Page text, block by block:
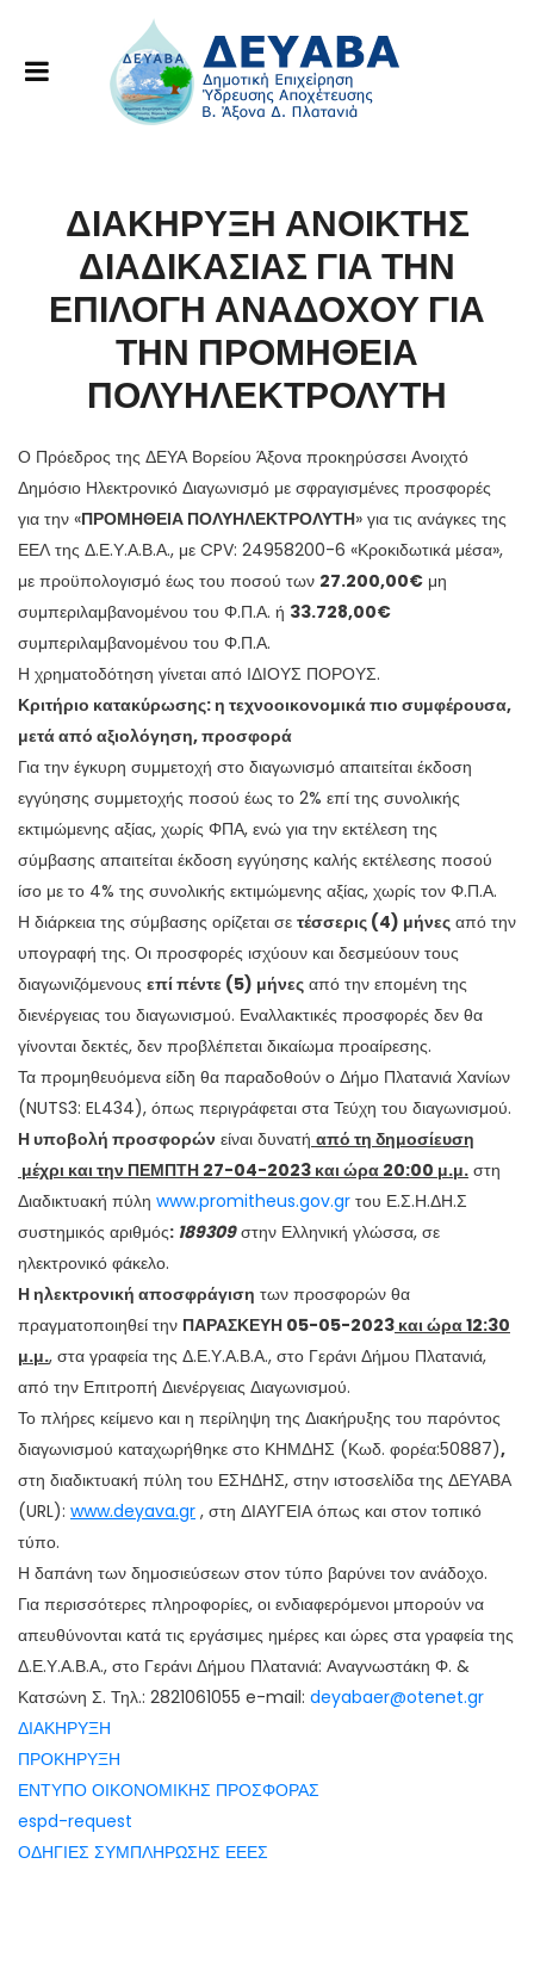
ΔΙΑΚΗΡΥΞΗ ΑΝΟΙΚΤΗΣ
ΔΙΑΔΙΚΑΣΙΑΣ ΓΙΑ ΤΗΝ
ΕΠΙΛΟΓΗ ΑΝΑΔΟΧΟΥ ΓΙΑ
ΤΗΝ ΠΡΟΜΗΘΕΙΑ
ΠΟΛΥΗΛΕΚΤΡΟΛΥΤΗ
Ο Πρόεδρος της ΔΕΥΑ Βορείου Άξονα προκηρύσσει Ανοιχτό
Δημόσιο Ηλεκτρονικό Διαγωνισμό με σφραγισμένες προσφορές
για την «ΠΡΟΜΗΘΕΙΑ ΠΟΛΥΗΛΕΚΤΡΟΛΥΤΗ» για τις ανάγκες της
ΕΕΛ της Δ.Ε.Υ.Α.Β.Α., με CPV: 24958200-6 «Κροκιδωτικά μέσα»,
με προϋπολογισμό έως του ποσού των 27.200,00€ μη
συμπεριλαμβανομένου του Φ.Π.Α. ή 33.728,00€
συμπεριλαμβανομένου του Φ.Π.Α.
Η χρηματοδότηση γίνεται από ΙΔΙΟΥΣ ΠΟΡΟΥΣ.
Κριτήριο κατακύρωσης:η τεχνοοικονομικά πιο συμφέρουσα,
μετά από αξιολόγηση, προσφορά
Για την έγκυρη συμμετοχή στο διαγωνισμό απαιτείται έκδοση
εγγύησης συμμετοχής ποσού έως το 2% επί της συνολικής
εκτιμώμενης αξίας, χωρίς ΦΠΑ, ενώ για την εκτέλεση της
σύμβασης απαιτείται έκδοση εγγύησης καλής εκτέλεσης ποσού
ίσο με το 4% της συνολικής εκτιμώμενης αξίας, χωρίς τον Φ.Π.Α.
Η διάρκεια της σύμβασης ορίζεται σε τέσσερις (4) μήνες από την
υπογραφή της. Οι προσφορές ισχύουν και δεσμεύουν τους
διαγωνιζόμενους επί πέντε (5) μήνες από την επομένη της
διενέργειας του διαγωνισμού. Εναλλακτικές προσφορές δεν θα
γίνονται δεκτές, δεν προβλέπεται δικαίωμα προαίρεσης.
Τα προμηθευόμενα είδη θα παραδοθούν ο Δήμο Πλατανιά Χανίων
(NUTS3: EL434), όπως περιγράφεται στα Τεύχη του διαγωνισμού.
Ηυποβολή προσφορών είναι δυνατή από τη δημοσίευση
μέχρι και την ΠΕΜΠΤΗ 27-04-2023 και ώρα 20:00 μ.μ. στη
Διαδικτυακή πύλη www.promitheus.gov.gr του Ε.Σ.Η.ΔΗ.Σ
συστημικός αριθμός: 189309στην Ελληνική γλώσσα, σε
ηλεκτρονικό φάκελο.
Η ηλεκτρονική αποσφράγιση των προσφορών θα
πραγματοποιηθεί την ΠΑΡΑΣΚΕΥΗ 05-05-2023 και ώρα 12:30
μ.μ., στα γραφεία της Δ.Ε.Υ.Α.Β.Α., στο Γεράνι Δήμου Πλατανιά,
από την Επιτροπή Διενέργειας Διαγωνισμού.
Το πλήρες κείμενο και η περίληψη της Διακήρυξης του παρόντος
διαγωνισμού καταχωρήθηκε στο ΚΗΜΔΗΣ (Κωδ. φορέα:50887),
στη διαδικτυακή πύλη του ΕΣΗΔΗΣ, στην ιστοσελίδα της ΔΕΥΑΒΑ
(URL): www.deyava.gr , στη ΔΙΑΥΓΕΙΑ όπως και στον τοπικό
τύπο.
Η δαπάνη των δημοσιεύσεων στον τύπο βαρύνει τον ανάδοχο.
Για περισσότερες πληροφορίες, οι ενδιαφερόμενοι μπορούν να
απευθύνονται κατά τις εργάσιμες ημέρες και ώρες στα γραφεία της
Δ.Ε.Υ.Α.Β.Α., στο Γεράνι Δήμου Πλατανιά: Αναγνωστάκη Φ. &
Κατσώνη Σ. Τηλ.: 2821061055 e-mail: deyabaer@otenet.gr
ΔΙΑΚΗΡΥΞΗ
ΠΡΟΚΗΡΥΞΗ
ΕΝΤΥΠΟ ΟΙΚΟΝΟΜΙΚΗΣ ΠΡΟΣΦΟΡΑΣ
espd-request
ΟΔΗΓΙΕΣ ΣΥΜΠΛΗΡΩΣΗΣ ΕΕΕΣ